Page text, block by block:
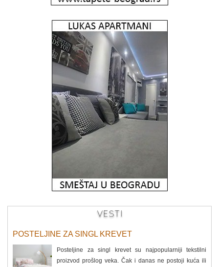
VESTI
POSTELJINE ZA SINGL KREVET
Posteljine za singl krevet su najpopularniji tekstilni
proizvod prošlog veka. Čak i danas ne postoji kuća ili